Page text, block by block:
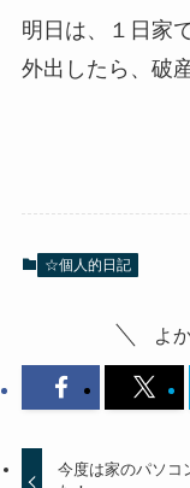
明日は、１日家
外出したら、破産
☆個人的日記
よ
今度は家のパソコ